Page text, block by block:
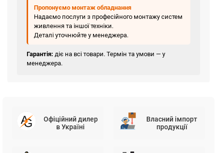
Пропонуємо монтаж обладнання
Надаємо послуги з професійного монтажу систем
живлення та іншої техніки.
Деталі уточнюйте у менеджера.
Гарантія: діє на всі товари. Термін та умови — у
менеджера.
Офіційний дилер
в Україні
Власний імпорт
продукції